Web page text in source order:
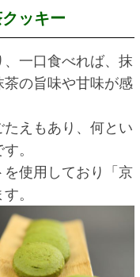
ッキー
一口食べれば、抹
の旨味や甘味が感
えもあり、何とい
。
使用しており「京
。